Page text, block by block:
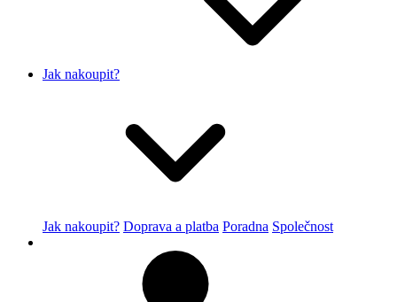
Jak nakoupit?
Jak nakoupit? Doprava a platba Poradna Společnost